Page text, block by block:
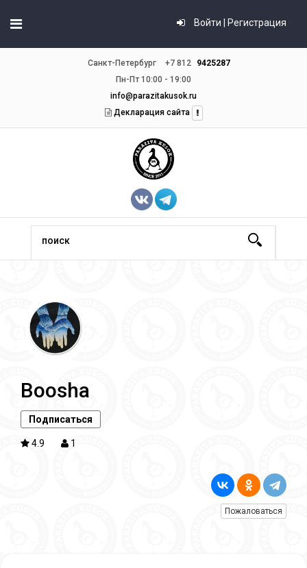
Войти | Регистрация
Санкт-Петербург +7 812
9425287
Пн-Пт 10:00 - 19:00
info@parazitakusok.ru
Декларация сайта
Boosha
Подписаться
4.9 1
Пожаловаться